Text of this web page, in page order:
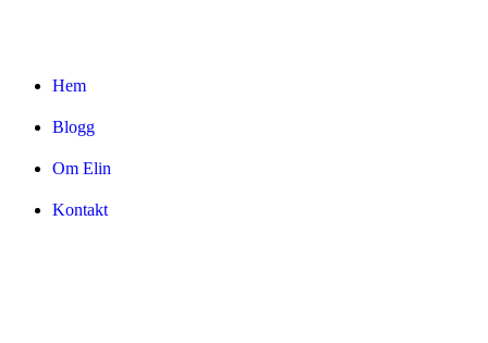
Hem
Blogg
Om Elin
Kontakt